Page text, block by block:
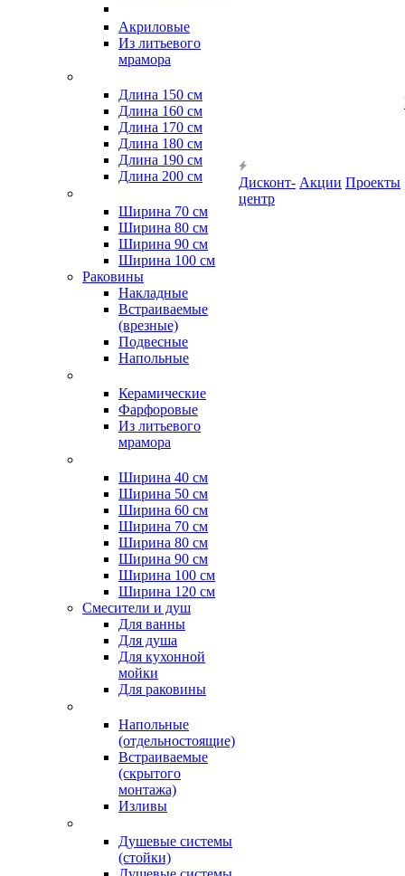
Акриловые
Из литьевого
мрамора
Длина 150 см
Длина 160 см
Длина 170 см
Длина 180 см
Длина 190 см
Длина 200 см
Ширина 70 см
Ширина 80 см
Ширина 90 см
Ширина 100 см
Раковины
Накладные
Встраиваемые
(врезные)
Подвесные
Напольные
Керамические
Фарфоровые
Из литьевого
мрамора
Ширина 40 см
Ширина 50 см
Ширина 60 см
Ширина 70 см
Ширина 80 см
Ширина 90 см
Ширина 100 см
Ширина 120 см
Смесители и душ
Для ванны
Для душа
Для кухонной
мойки
Для раковины
Напольные
(отдельностоящие)
Встраиваемые
(скрытого
монтажа)
Изливы
Душевые системы
(стойки)
Дисконт-
центр
Акции Проекты